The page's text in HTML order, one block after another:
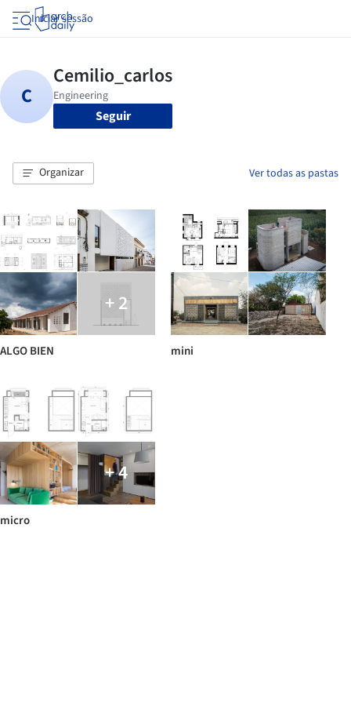
Iniciar sessão
Seguir
Organizar Ver todas as pastas
+ 2
ALGO BIEN mini
+ 4
micro